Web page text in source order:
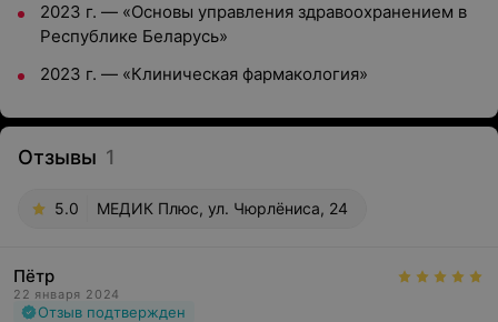
2023 г. — «Основы управления здравоохранением в
Республике Беларусь»
2023 г. — «Клиническая фармакология»
Отзывы 1
5.0 МЕДИК Плюс, ул. Чюрлёниса, 24
Пётр
22 января 2024
Отзыв подтвержден